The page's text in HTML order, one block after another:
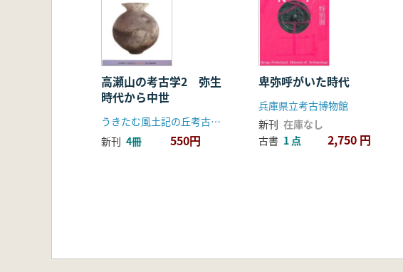
高瀬山の考古学2 弥生
時代から中世
うきたむ風土記の丘考古資料館
新刊 4冊 550円
卑弥呼がいた時代
兵庫県立考古博物館
新刊 在庫なし
古書 1 点 2,750 円